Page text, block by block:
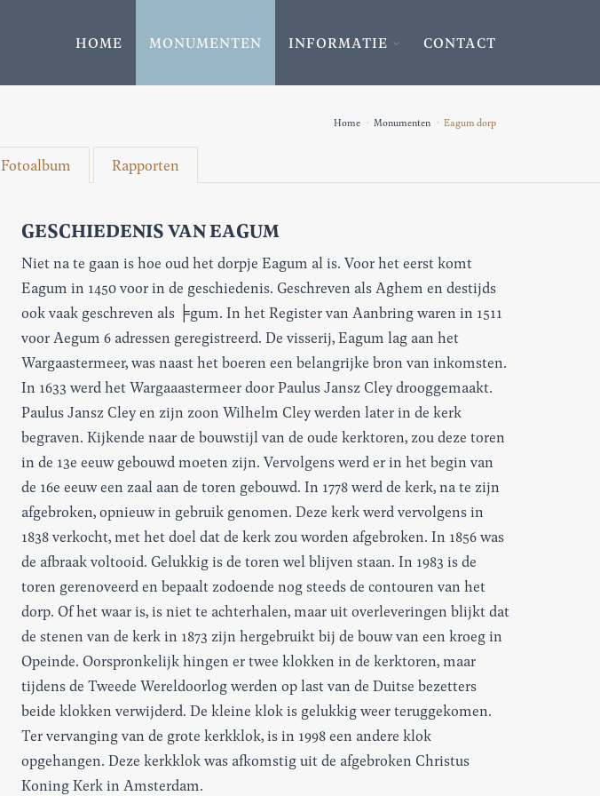
HOME MONUMENTEN INFORMATIE CONTACT
Home Monumenten Eagum dorp
Fotoalbum Rapporten
GESCHIEDENIS VAN EAGUM
Niet na te gaan is hoe oud het dorpje Eagum al is. Voor het eerst komt
Eagum in 1450 voor in de geschiedenis. Geschreven als Aghem en destijds
ook vaak geschreven als ╞gum. In het Register van Aanbring waren in 1511
voor Aegum 6 adressen geregistreerd. De visserij, Eagum lag aan het
Wargaastermeer, was naast het boeren een belangrijke bron van inkomsten.
In 1633 werd het Wargaaastermeer door Paulus Jansz Cley drooggemaakt.
Paulus Jansz Cley en zijn zoon Wilhelm Cley werden later in de kerk
begraven. Kijkende naar de bouwstijl van de oude kerktoren, zou deze toren
in de 13e eeuw gebouwd moeten zijn. Vervolgens werd er in het begin van
de 16e eeuw een zaal aan de toren gebouwd. In 1778 werd de kerk, na te zijn
afgebroken, opnieuw in gebruik genomen. Deze kerk werd vervolgens in
1838 verkocht, met het doel dat de kerk zou worden afgebroken. In 1856 was
de afbraak voltooid. Gelukkig is de toren wel blijven staan. In 1983 is de
toren gerenoveerd en bepaalt zodoende nog steeds de contouren van het
dorp. Of het waar is, is niet te achterhalen, maar uit overleveringen blijkt dat
de stenen van de kerk in 1873 zijn hergebruikt bij de bouw van een kroeg in
Opeinde. Oorspronkelijk hingen er twee klokken in de kerktoren, maar
tijdens de Tweede Wereldoorlog werden op last van de Duitse bezetters
beide klokken verwijderd. De kleine klok is gelukkig weer teruggekomen.
Ter vervanging van de grote kerkklok, is in 1998 een andere klok
opgehangen. Deze kerkklok was afkomstig uit de afgebroken Christus
Koning Kerk in Amsterdam.